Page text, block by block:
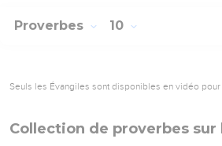
Proverbes 10
Seuls les Évangiles sont disponibles en vidéo pour
Collection de proverbes sur